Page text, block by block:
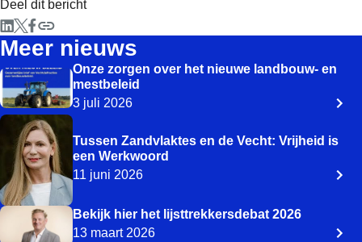
Deel dit bericht
Meer nieuws
Onze zorgen over het nieuwe landbouw- en
mestbeleid
3 juli 2026
Tussen Zandvlaktes en de Vecht: Vrijheid is
een Werkwoord
11 juni 2026
Bekijk hier het lijsttrekkersdebat 2026
13 maart 2026